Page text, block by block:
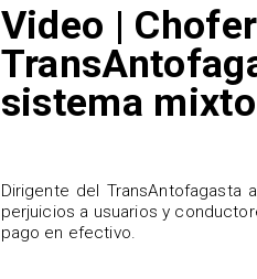
Video |
sistema
​Dirigente del TransAntofagasta
perjuicios a usuarios y
pago en efectivo.